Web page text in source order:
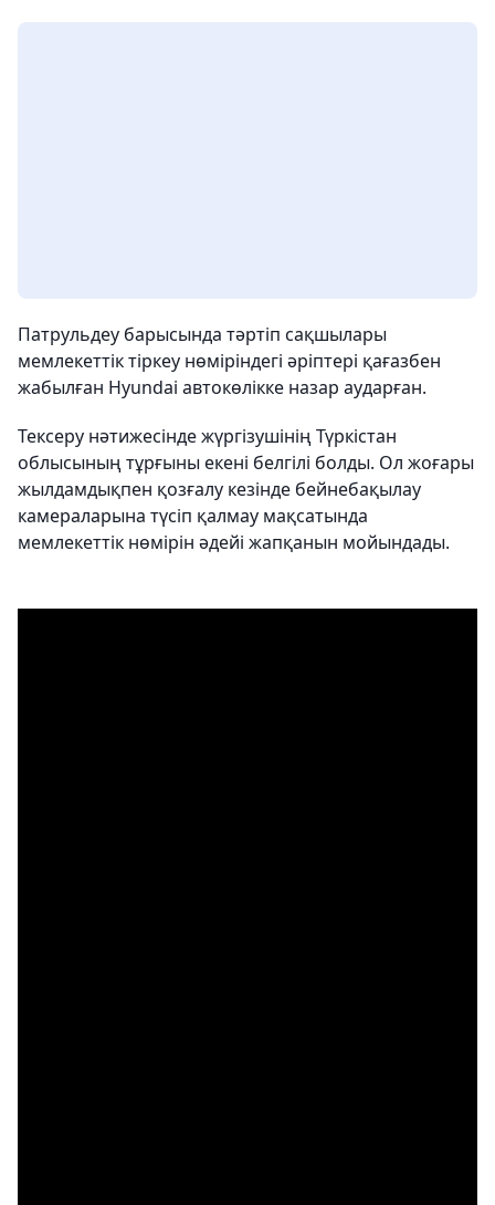
Патрульдеу барысында тәртіп сақшылары
мемлекеттік тіркеу нөміріндегі әріптері қағазбен
жабылған Hyundai автокөлікке назар аударған.
Тексеру нәтижесінде жүргізушінің Түркістан
облысының тұрғыны екені белгілі болды. Ол жоғары
жылдамдықпен қозғалу кезінде бейнебақылау
камераларына түсіп қалмау мақсатында
мемлекеттік нөмірін әдейі жапқанын мойындады.